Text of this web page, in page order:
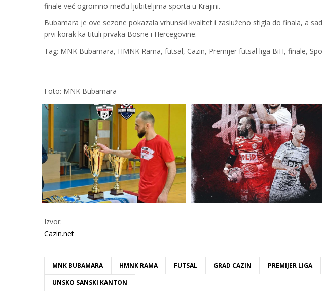
finale već ogromno među ljubiteljima sporta u Krajini.
Bubamara je ove sezone pokazala vrhunski kvalitet i zasluženo stigla do finala, a
prvi korak ka tituli prvaka Bosne i Hercegovine.
Tag: MNK Bubamara, HMNK Rama, futsal, Cazin, Premijer futsal liga BiH, finale,
Foto: MNK Bubamara
Izvor:
Cazin.net
MNK BUBAMARA HMNK RAMA FUTSAL GRAD CAZIN PREMIJER LIGA
UNSKO SANSKI KANTON